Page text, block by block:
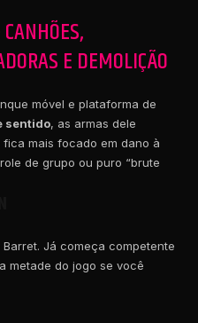
E DEMOLIÇÃO
móvel e plataforma de
sentido, as armas dele
mais focado em dano à
de grupo ou puro “brute
Já começa competente
metade do jogo se você